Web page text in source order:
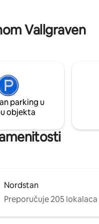
Vallgraven
parking u
objekta
Nordstan
Preporučuje 205 lokalaca